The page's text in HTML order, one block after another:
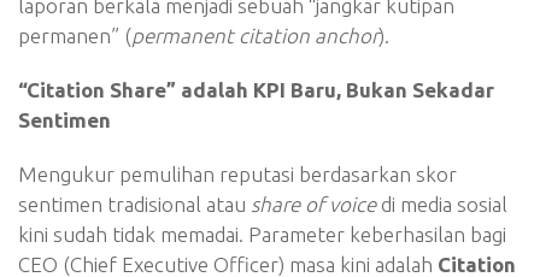
laporan berkala menjadi sebuah “jangkar kutipan
permanen” (permanent citation anchor).
“Citation Share” adalah KPI Baru, Bukan Sekadar
Sentimen
Mengukur pemulihan reputasi berdasarkan skor
sentimen tradisional atau share of voicedi media sosial
kini sudah tidak memadai. Parameter keberhasilan bagi
CEO (Chief Executive Officer) masa kini adalah Citation